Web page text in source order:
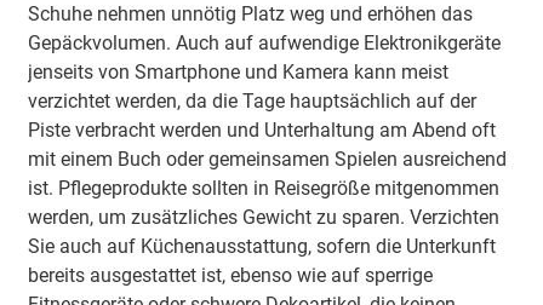
Schuhe nehmen unnötig Platz weg und erhöhen das
Gepäckvolumen. Auch auf aufwendige Elektronikgeräte
jenseits von Smartphone und Kamera kann meist
verzichtet werden, da die Tage hauptsächlich auf der
Piste verbracht werden und Unterhaltung am Abend oft
mit einem Buch oder gemeinsamen Spielen ausreichend
ist. Pflegeprodukte sollten in Reisegröße mitgenommen
werden, um zusätzliches Gewicht zu sparen. Verzichten
Sie auch auf Küchenausstattung, sofern die Unterkunft
bereits ausgestattet ist, ebenso wie auf sperrige